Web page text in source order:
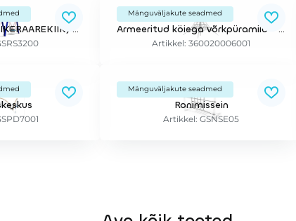
LINNUPESAKIIK (VIKERAAREKIIK) 2-NE
Mänguväljakute seadmed
Armeeritud köiega võrkpüramiid - 2,0 m
Artikkel: 360020006001
Mänguväljakute seadmed
Ronimissein
Artikkel: GSNSE05